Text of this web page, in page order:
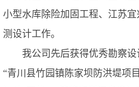
小型水库除险加固工程、江苏
测设计工作。
我公司先后获得优秀勘察
“青川县竹园镇陈家坝防洪堤项